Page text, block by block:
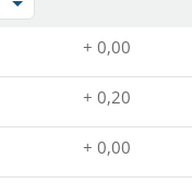
+ 0,00
+ 0,20
+ 0,00